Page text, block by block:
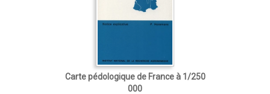
Carte pédologique de France à 1/250
000